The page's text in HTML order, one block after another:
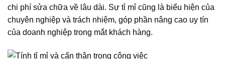
chi phí sửa chữa về lâu dài. Sự tỉ mỉ cũng là biểu hiện của
chuyên nghiệp và trách nhiệm, góp phần nâng cao uy tín
của doanh nghiệp trong mắt khách hàng.